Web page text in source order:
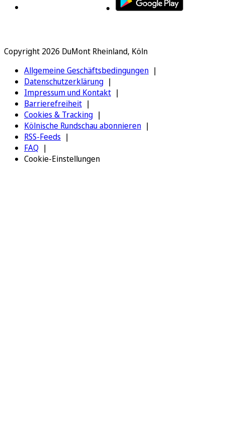
Copyright 2026 DuMont Rheinland, Köln
Allgemeine Geschäftsbedingungen
Datenschutzerklärung
Impressum und Kontakt
Barrierefreiheit
Cookies & Tracking
Kölnische Rundschau abonnieren
RSS-Feeds
FAQ
Cookie-Einstellungen